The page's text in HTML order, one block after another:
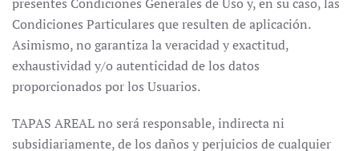
Condiciones Particulares que resulten de aplicación.
Asimismo, no garantiza la veracidad y exactitud,
exhaustividad y/o autenticidad de los datos
proporcionados por los Usuarios.
TAPAS AREAL no será responsable, indirecta ni
subsidiariamente, de los daños y perjuicios de cualquier